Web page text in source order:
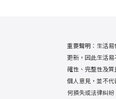
重要聲明：生活
更新，因此生活
確性、完整性及
個人意見，並不
何損失或法律糾